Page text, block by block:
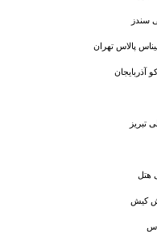
سندز
آذربایجان
تبريز
هتل
کیش